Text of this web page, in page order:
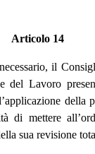
Articolo 14
il
del Lavoro
della
di mettere
sua revisione